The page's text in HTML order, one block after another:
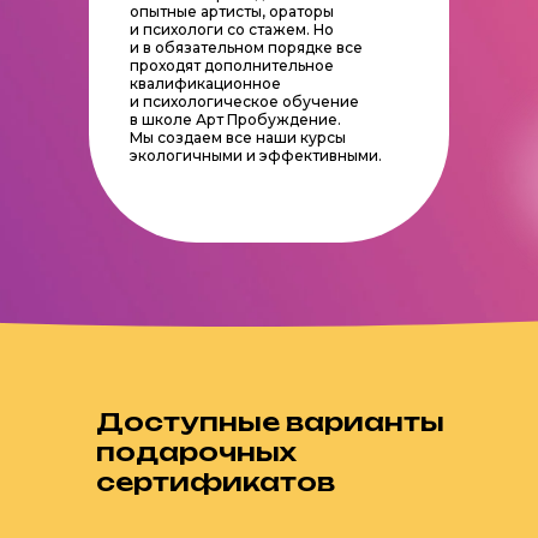
опытные артисты, ораторы
и психологи со стажем. Но
и в обязательном порядке все
проходят дополнительное
квалификационное
и психологическое обучение
в школе Арт Пробуждение.
Мы создаем все наши курсы
экологичными и эффективными.
Доступные варианты
подарочных
сертификатов